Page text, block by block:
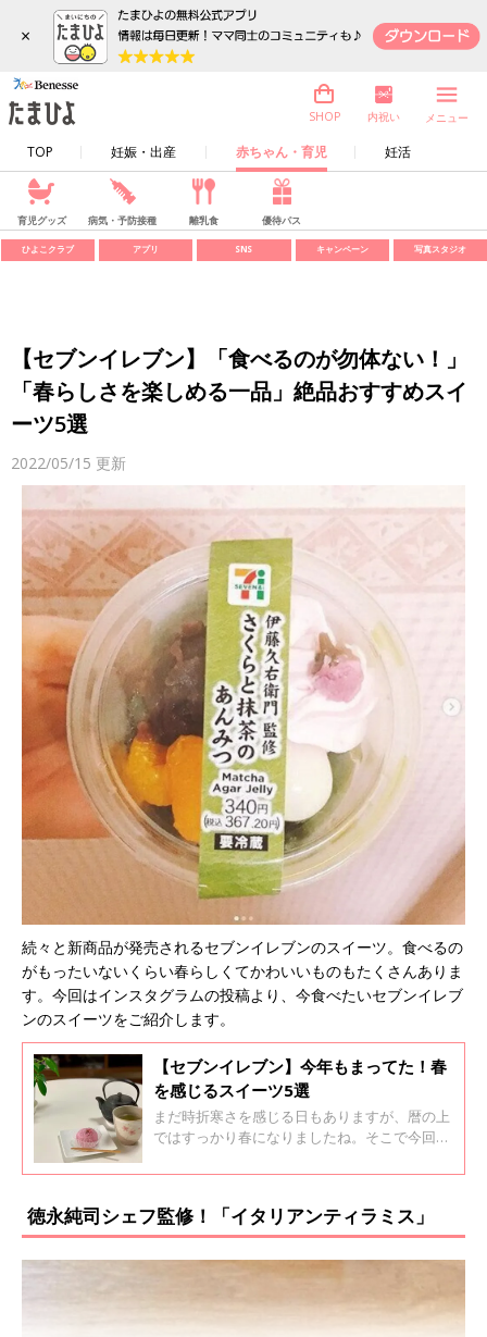
×
TOP 妊娠・出産 赤ちゃん・育児 妊活
SHOP 内祝い メニュー
育児グッズ 病気・予防接種 離乳食 優待パス
ひよこクラブ アプリ SNS キャンペーン 写真スタジオ
【セブンイレブン】「食べるのが勿体ない！」
「春らしさを楽しめる一品」絶品おすすめスイ
ーツ5選
2022/05/15 更新
続々と新商品が発売されるセブンイレブンのスイーツ。食べるの
がもったいないくらい春らしくてかわいいものもたくさんありま
す。今回はインスタグラムの投稿より、今食べたいセブンイレブ
ンのスイーツをご紹介します。
【セブンイレブン】今年もまってた！春
を感じるスイーツ5選
まだ時折寒さを感じる日もありますが、暦の上
ではすっかり春になりましたね。そこで今回
イーツの中から、春らしさを感じられる商品を
徳永純司シェフ監修！「イタリアンティラミス」